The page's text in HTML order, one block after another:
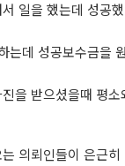
일을 했는데 성공
는데 성공보수금을
을 받으셨을때 평소
의뢰인들이 은근히